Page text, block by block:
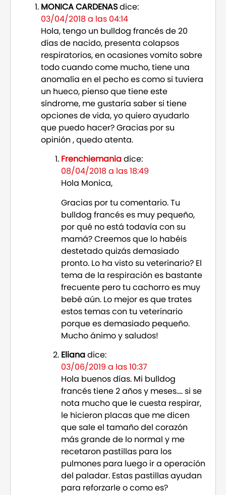
MONICA CARDENASdice:
03/04/2018 a las 04:14
Hola, tengo un bulldog francés de 20
días de nacido, presenta colapsos
respiratorios, en ocasiones vomito sobre
todo cuando come mucho, tiene una
anomalía en el pecho es como si tuviera
un hueco, pienso que tiene este
síndrome, me gustaría saber si tiene
opciones de vida, yo quiero ayudarlo
que puedo hacer? Gracias por su
opinión , quedo atenta.
Frenchiemaniadice:
08/04/2018 a las 18:49
Hola Monica,
Gracias por tu comentario. Tu
bulldog francés es muy pequeño,
por qué no está todavía con su
mamá? Creemos que lo habéis
destetado quizás demasiado
pronto. Lo ha visto su veterinario? El
tema de la respiración es bastante
frecuente pero tu cachorro es muy
bebé aún. Lo mejor es que trates
estos temas con tu veterinario
porque es demasiado pequeño.
Mucho ánimo y saludos!
Elianadice:
03/06/2019 a las 10:37
Hola buenos días. Mi bulldog
francés tiene 2 años y meses…. si se
nota mucho que le cuesta respirar,
le hicieron placas que me dicen
que sale el tamaño del corazón
más grande de lo normal y me
recetaron pastillas para los
pulmones para luego ir a operación
del paladar. Estas pastillas ayudan
para reforzarle o como es?